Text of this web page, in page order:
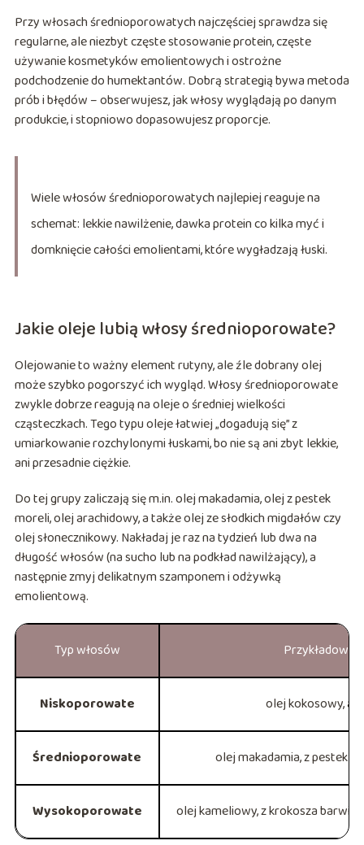
Przy włosach średnioporowatych najczęściej sprawdza się
regularne, ale niezbyt częste stosowanie protein, częste
używanie kosmetyków emolientowych i ostrożne
podchodzenie do humektantów. Dobrą strategią bywa metoda
prób i błędów – obserwujesz, jak włosy wyglądają po danym
produkcie, i stopniowo dopasowujesz proporcje.
Wiele włosów średnioporowatych najlepiej reaguje na
schemat: lekkie nawilżenie, dawka protein co kilka myć i
domknięcie całości emolientami, które wygładzają łuski.
Jakie oleje lubią włosy średnioporowate?
Olejowanie to ważny element rutyny, ale źle dobrany olej
może szybko pogorszyć ich wygląd. Włosy średnioporowate
zwykle dobrze reagują na oleje o średniej wielkości
cząsteczkach. Tego typu oleje łatwiej „dogadują się” z
umiarkowanie rozchylonymi łuskami, bo nie są ani zbyt lekkie,
ani przesadnie ciężkie.
Do tej grupy zaliczają się m.in. olej makadamia, olej z pestek
moreli, olej arachidowy, a także olej ze słodkich migdałów czy
olej słonecznikowy. Nakładaj je raz na tydzień lub dwa na
długość włosów (na sucho lub na podkład nawilżający), a
następnie zmyj delikatnym szamponem i odżywką
emolientową.
Typ włosów Przykładowe
Niskoporowate olej kokosowy,
Średnioporowate olej makadamia, z pestek
Wysokoporowate olej kameliowy, z krokosza